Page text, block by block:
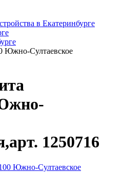
в Екатеринбурге
Южно-Султаевское
1250716